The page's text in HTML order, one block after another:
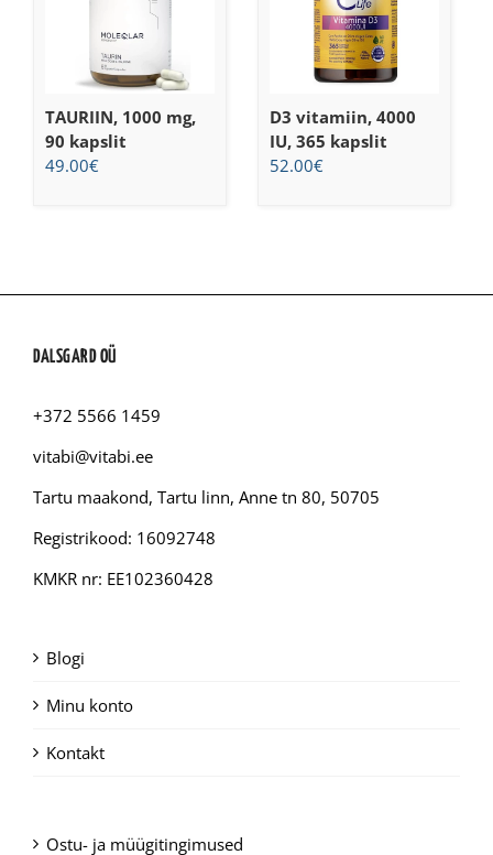
TAURIIN, 1000 mg,
90 kapslit
49.00€
D3 vitamiin, 4000
IU, 365 kapslit
52.00€
DALSGARD OÜ
+372 5566 1459
vitabi@vitabi.ee
Tartu maakond, Tartu linn, Anne tn 80, 50705
Registrikood: 16092748
KMKR nr: EE102360428
Blogi
Minu konto
Kontakt
Ostu- ja müügitingimused